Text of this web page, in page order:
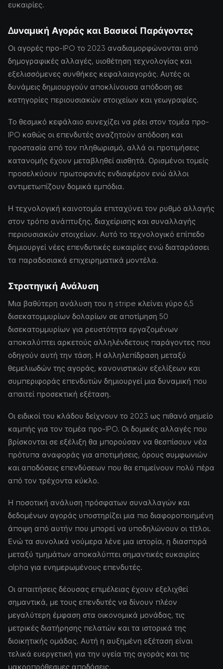
ευκαιρίες.
Δυναμική Αγοράς και Βασικοί Παράγοντες
Οι αγορές προ-IPO το 2023 αναδιαμορφώνονται από
δημογραφικές αλλαγές, υιοθέτηση τεχνολογίας και
εξελισσόμενες συνθήκες κεφαλαιαγοράς. Αυτές οι
δυνάμεις δημιουργούν αποκλίνουσα απόδοση σε
κατηγορίες περιουσιακών στοιχείων και γεωγραφίες.
Το θεσμικό κεφάλαιο συνεχίζει να ρέει στον τομέα προ-
IPO καθώς οι επενδυτές αναζητούν απόδοση και
προστασία από τον πληθωρισμό, αλλά οι προτιμήσεις
κατανομής έχουν μεταβληθεί αισθητά. Ορισμένοι τομείς
προσελκύουν πρωτοφανές ενδιαφέρον ενώ άλλοι
αντιμετωπίζουν δομικά εμπόδια.
Η τεχνολογική καινοτομία επιταχύνει τον ρυθμό αλλαγής
στον τρόπο ανάπτυξης, διαχείρισης και συναλλαγής
περιουσιακών στοιχείων. Αυτό το τεχνολογικό επίπεδο
δημιουργεί νέες επενδυτικές ευκαιρίες ενώ διαταράσσει
τα παραδοσιακά επιχειρηματικά μοντέλα.
Στρατηγική Ανάλυση
Μια βαθύτερη ανάλυση του η stripe κλείνει γύρο 6,5
δισεκατομμυρίων δολαρίων σε αποτίμηση 50
δισεκατομμυρίων για ρευστότητα εργαζομένων
αποκαλύπτει αρκετούς αλληλένδετους παράγοντες που
οδηγούν αυτή την τάση. Η αλληλεπίδραση μεταξύ
θεμελιωδών της αγοράς, κανονιστικών εξελίξεων και
συμπεριφοράς επενδυτών δημιουργεί μια δυναμική που
απαιτεί προσεκτική εξέταση.
Οι ειδικοί του κλάδου δείχνουν το 2023 ως πιθανό σημείο
καμπής για τον τομέα προ-IPO. Οι δομικές αλλαγές που
βρίσκονται σε εξέλιξη θα μπορούσαν να θεσπίσουν νέα
πρότυπα αναφοράς για αποτιμήσεις, όρους συμφωνιών
και αποδόσεις επενδύσεων που θα επιμείνουν πολύ πέρα
από τον τρέχοντα κύκλο.
Η ποσοτική ανάλυση πρόσφατων συναλλαγών και
δεδομένων αγοράς υποστηρίζει μια πιο διαφοροποιημένη
άποψη από αυτήν που μπορεί να υποδηλώνουν οι τίτλοι.
Ενώ τα συνολικά νούμερα λένε μια ιστορία, η διασπορά
μεταξύ τμημάτων αποκαλύπτει σημαντικές ευκαιρίες
alpha για ενημερωμένους επενδυτές.
Οι απαιτήσεις δέουσας επιμέλειας έχουν εξελιχθεί
σημαντικά, με τους επενδυτές να δίνουν πλέον
μεγαλύτερη έμφαση στα οικονομικά μονάδας, τις
μετρικές διατήρησης πελατών και τα ιστορικά της
διοικητικής ομάδας. Αυτή η αυξημένη εξέταση είναι
τελικά ευεργετική για την υγεία της αγοράς και τις
μακροπρόθεσμες αποδόσεις.